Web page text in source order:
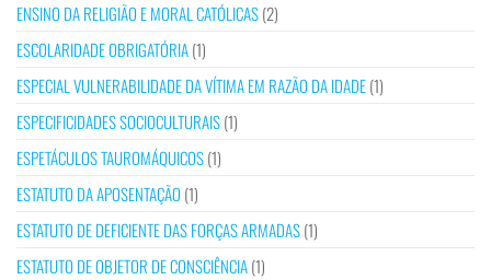
ENSINO DA RELIGIÃO E MORAL CATÓLICAS(2)
ESCOLARIDADE OBRIGATÓRIA(1)
ESPECIAL VULNERABILIDADE DA VÍTIMA EM RAZÃO DA IDADE(1)
ESPECIFICIDADES SOCIOCULTURAIS(1)
ESPETÁCULOS TAUROMÁQUICOS(1)
ESTATUTO DA APOSENTAÇÃO (1)
ESTATUTO DE DEFICIENTE DAS FORÇAS ARMADAS(1)
ESTATUTO DE OBJETOR DE CONSCIÊNCIA(1)